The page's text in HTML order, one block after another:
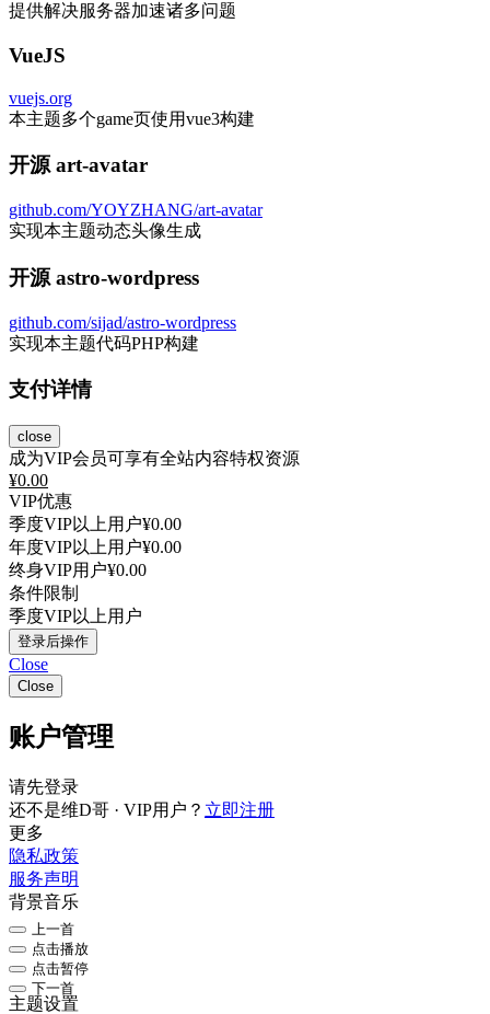
提供解决服务器加速诸多问题
VueJS
vuejs.org
本主题多个game页使用vue3构建
开源 art-avatar
github.com/YOYZHANG/art-avatar
实现本主题动态头像生成
开源 astro-wordpress
github.com/sijad/astro-wordpress
实现本主题代码PHP构建
支付详情
close
成为VIP会员可享有全站内容特权资源
¥0.00
VIP优惠
季度VIP以上用户¥0.00
年度VIP以上用户¥0.00
终身VIP用户¥0.00
条件限制
季度VIP以上用户
登录后操作
Close
Close
账户管理
请先登录
还不是维D哥 · VIP用户？ 立即注册
更多
隐私政策
服务声明
背景音乐
上一首
点击播放
点击暂停
下一首
主题设置